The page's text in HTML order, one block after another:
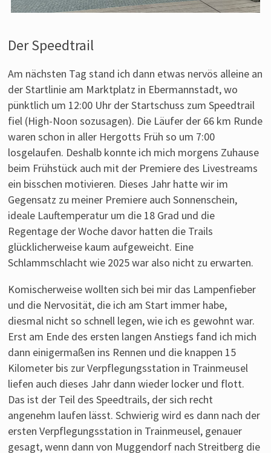
Der Speedtrail
Am nächsten Tag stand ich dann etwas nervös alleine an
der Startlinie am Marktplatz in Ebermannstadt, wo
pünktlich um 12:00 Uhr der Startschuss zum Speedtrail
fiel (High-Noon sozusagen). Die Läufer der 66 km Runde
waren schon in aller Hergotts Früh so um 7:00
losgelaufen. Deshalb konnte ich mich morgens Zuhause
beim Frühstück auch mit der Premiere des Livestreams
ein bisschen motivieren. Dieses Jahr hatte wir im
Gegensatz zu meiner Premiere auch Sonnenschein,
ideale Lauftemperatur um die 18 Grad und die
Regentage der Woche davor hatten die Trails
glücklicherweise kaum aufgeweicht. Eine
Schlammschlacht wie 2025 war also nicht zu erwarten.
Komischerweise wollten sich bei mir das Lampenfieber
und die Nervosität, die ich am Start immer habe,
diesmal nicht so schnell legen, wie ich es gewohnt war.
Erst am Ende des ersten langen Anstiegs fand ich mich
dann einigermaßen ins Rennen und die knappen 15
Kilometer bis zur Verpflegungsstation in Trainmeusel
liefen auch dieses Jahr dann wieder locker und flott.
Das ist der Teil des Speedtrails, der sich recht
angenehm laufen lässt. Schwierig wird es dann nach der
ersten Verpflegungsstation in Trainmeusel, genauer
gesagt, wenn dann von Muggendorf nach Streitberg die